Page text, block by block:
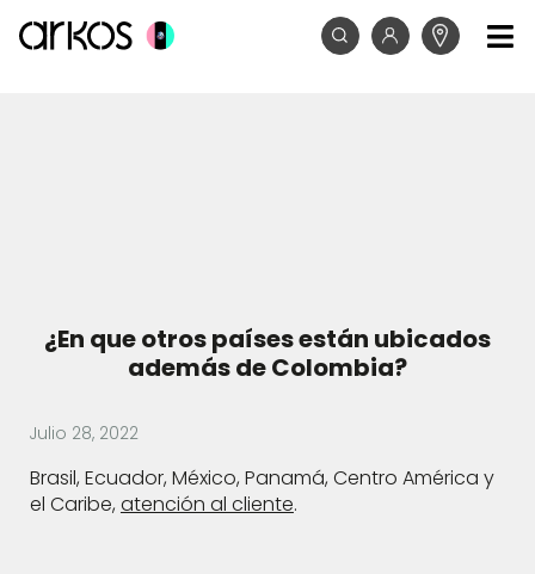
¿En que otros países están ubicados
además de Colombia?
Julio 28, 2022
Brasil, Ecuador, México, Panamá, Centro América y
el Caribe, atención al cliente.